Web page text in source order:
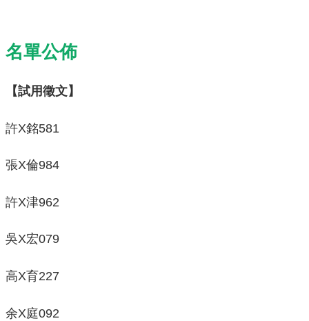
名單公佈
【試用徵文】
許X銘581
張X倫984
許X津962
吳X宏079
高X育227
余X庭092